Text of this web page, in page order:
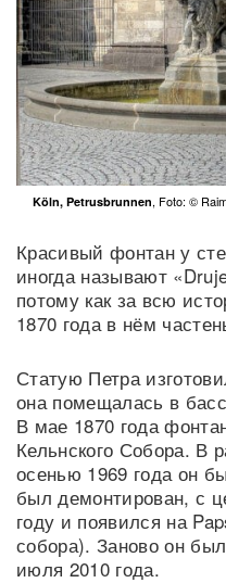
Köln, Petrusbrunnen, Foto: ©
Красивый фонтан у
иногда называют
потому как за всю
1870 года в нём
Статую Петра
она помещалась в
В мае 1870 года
Кельнского Собора. В
осенью 1969 года он
был демонтирован, с
году и появился на
собора). Заново он
июля 2010 года.